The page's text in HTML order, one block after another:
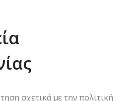
σχετικά με την πολιτική